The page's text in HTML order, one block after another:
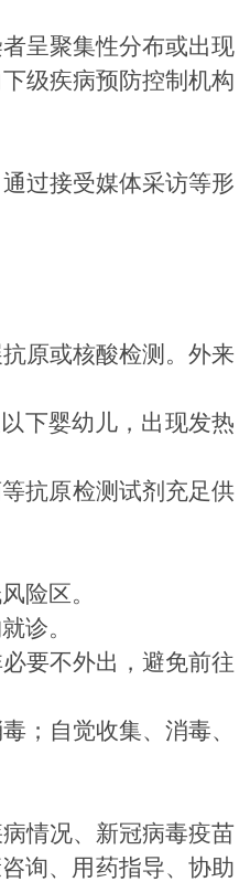
财政预
网上公
呈聚集性分布或出现
级疾病预防控制机构
过接受媒体采访等形
原或核酸检测。外来
下婴幼儿，出现发热
抗原检测试剂充足供
险区。
诊。
要不外出，避免前往
；自觉收集、消毒、
情况、新冠病毒疫苗
询、用药指导、协助